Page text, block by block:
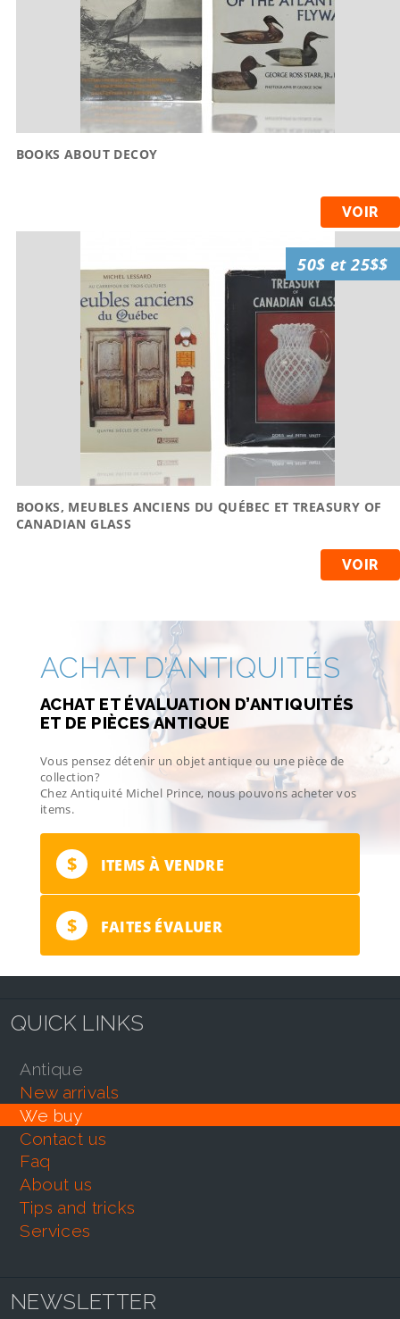
BOOKS ABOUT DECOY
VOIR
BOOKS, MEUBLES ANCIENS DU QUÉBEC ET TREASURY OF
CANADIAN GLASS
VOIR
50$ et 25$$
ACHAT D’ANTIQUITÉS
ACHAT ET ÉVALUATION D’ANTIQUITÉS
ET DE PIÈCES ANTIQUE
Vous pensez détenir un objet antique ou une pièce de
collection?
Chez Antiquité Michel Prince, nous pouvons acheter vos
items.
$ ITEMS À VENDRE
$ FAITES ÉVALUER
QUICK LINKS
antique
new arrivals
we buy
contact us
faq
about us
tips and tricks
services
NEWSLETTER